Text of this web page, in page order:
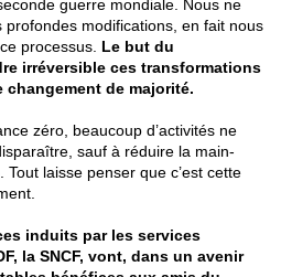
guerre mondiale. Nous ne
modifications, en fait nous
processus. Le but du
irréversible ces transformations
changement de majorité.
zéro, beaucoup d’activités ne
sauf à réduire la main-
Tout laisse penser que c’est cette
induits par les services
la SNCF, vont, dans un avenir